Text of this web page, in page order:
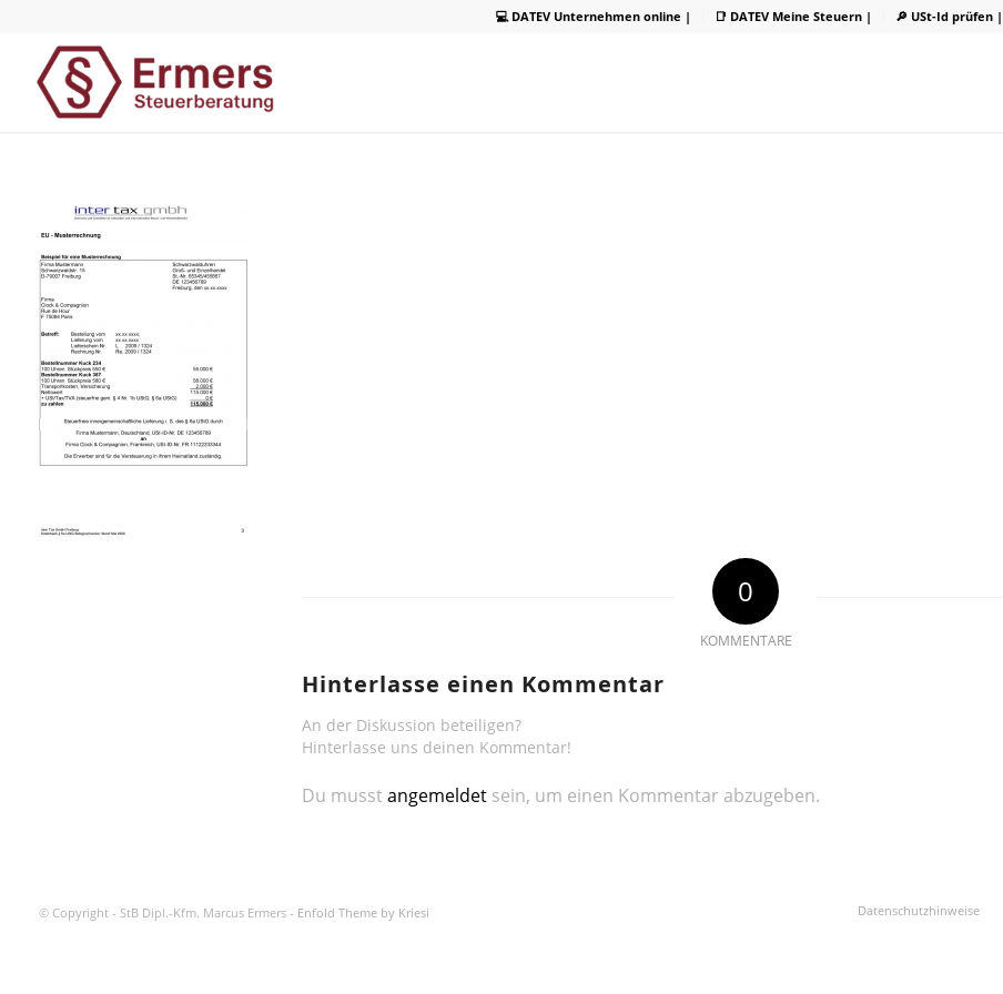
💻 DATEV Unternehmen online | 📑 DATEV Meine Steuern | 🔎 USt-Id prüfen |
0
KOMMENTARE
Hinterlasse einen Kommentar
An der Diskussion beteiligen?
Hinterlasse uns deinen Kommentar!
Du musst angemeldet sein, um einen Kommentar abzugeben.
© Copyright - StB Dipl.-Kfm. Marcus Ermers - Enfold Theme by Kriesi Datenschutzhinweise